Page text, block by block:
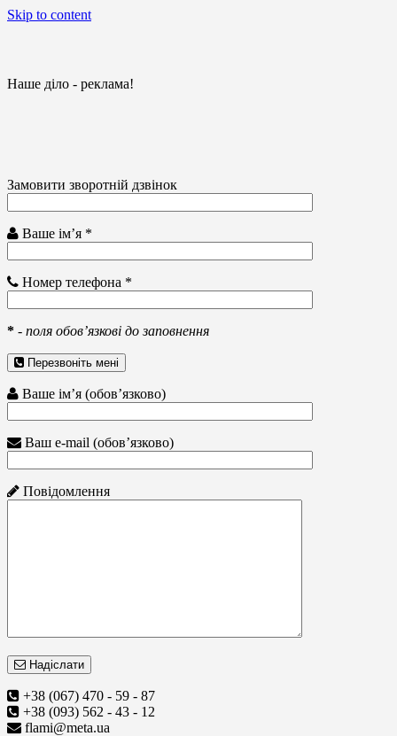
Skip to content
Наше діло - реклама!
Замовити зворотній дзвінок
Ваше ім’я *
Номер телефона *
* - поля обов’язкові до заповнення
Перезвоніть мені
Ваше ім’я (обов’язково)
Ваш e-mail (обов’язково)
Повідомлення
Надіслати
+38 (067) 470 - 59 - 87
+38 (093) 562 - 43 - 12
flami@meta.ua